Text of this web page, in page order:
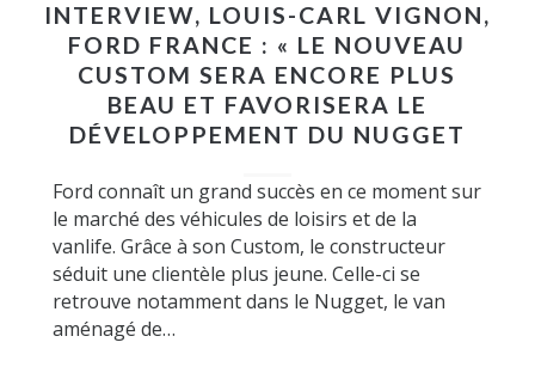
INTERVIEW, LOUIS-CARL VIGNON,
FORD FRANCE : « LE NOUVEAU
CUSTOM SERA ENCORE PLUS
BEAU ET FAVORISERA LE
DÉVELOPPEMENT DU NUGGET
Ford connaît un grand succès en ce moment sur
le marché des véhicules de loisirs et de la
vanlife. Grâce à son Custom, le constructeur
séduit une clientèle plus jeune. Celle-ci se
retrouve notamment dans le Nugget, le van
aménagé de…